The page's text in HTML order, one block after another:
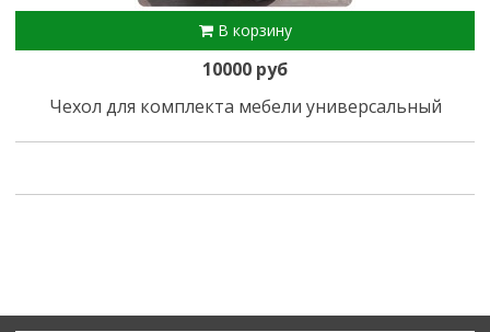
В корзину
10000 руб
Чехол для комплекта мебели универсальный